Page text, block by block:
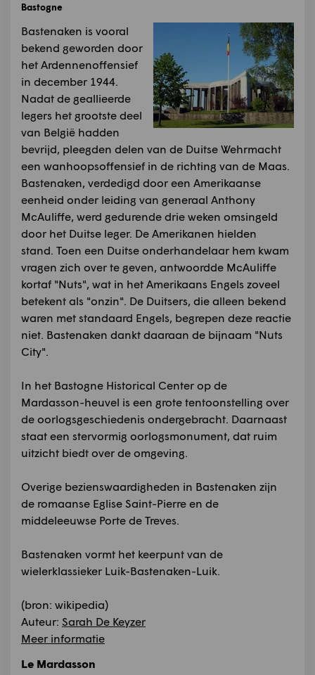
Bastogne
Bastenaken is vooral
bekend geworden door
het Ardennenoffensief
in december 1944.
Nadat de geallieerde
legers het grootste deel
van België hadden
bevrijd, pleegden delen van de Duitse Wehrmacht
een wanhoopsoffensief in de richting van de Maas.
Bastenaken, verdedigd door een Amerikaanse
eenheid onder leiding van generaal Anthony
McAuliffe, werd gedurende drie weken omsingeld
door het Duitse leger. De Amerikanen hielden
stand. Toen een Duitse onderhandelaar hem kwam
vragen zich over te geven, antwoordde McAuliffe
kortaf "Nuts", wat in het Amerikaans Engels zoveel
betekent als "onzin". De Duitsers, die alleen bekend
waren met standaard Engels, begrepen deze reactie
niet. Bastenaken dankt daaraan de bijnaam "Nuts
City".
In het Bastogne Historical Center op de
Mardasson-heuvel is een grote tentoonstelling over
de oorlogsgeschiedenis ondergebracht. Daarnaast
staat een stervormig oorlogsmonument, dat ruim
uitzicht biedt over de omgeving.
Overige bezienswaardigheden in Bastenaken zijn
de romaanse Eglise Saint-Pierre en de
middeleeuwse Porte de Treves.
Bastenaken vormt het keerpunt van de
wielerklassieker Luik-Bastenaken-Luik.
(bron: wikipedia)
Auteur: Sarah De Keyzer
Meer informatie
Le Mardasson